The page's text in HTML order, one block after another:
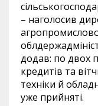
– наголосив
додав: по двох
кредитів та
техніки й
уже прийняті.